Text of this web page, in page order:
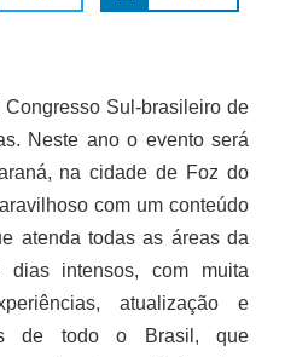
Sul-brasileiro de
Neste ano o evento será
na cidade de Foz do
com um conteúdo
atenda todas as áreas da
dias intensos, com muita
atualização e
de todo o Brasil, que